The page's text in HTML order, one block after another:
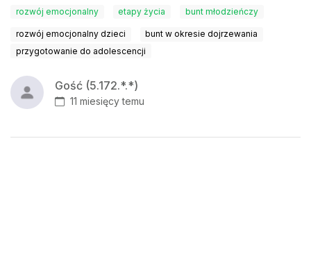
rozwój emocjonalny etapy życia bunt młodzieńczy
rozwój emocjonalny dzieci
bunt w okresie dojrzewania
przygotowanie do adolescencji
Gość (5.172.*.*)
11 miesięcy temu